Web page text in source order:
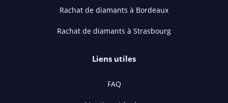
Rachat de diamants à Bordeaux
Rachat de diamants à Strasbourg
Liens utiles
FAQ